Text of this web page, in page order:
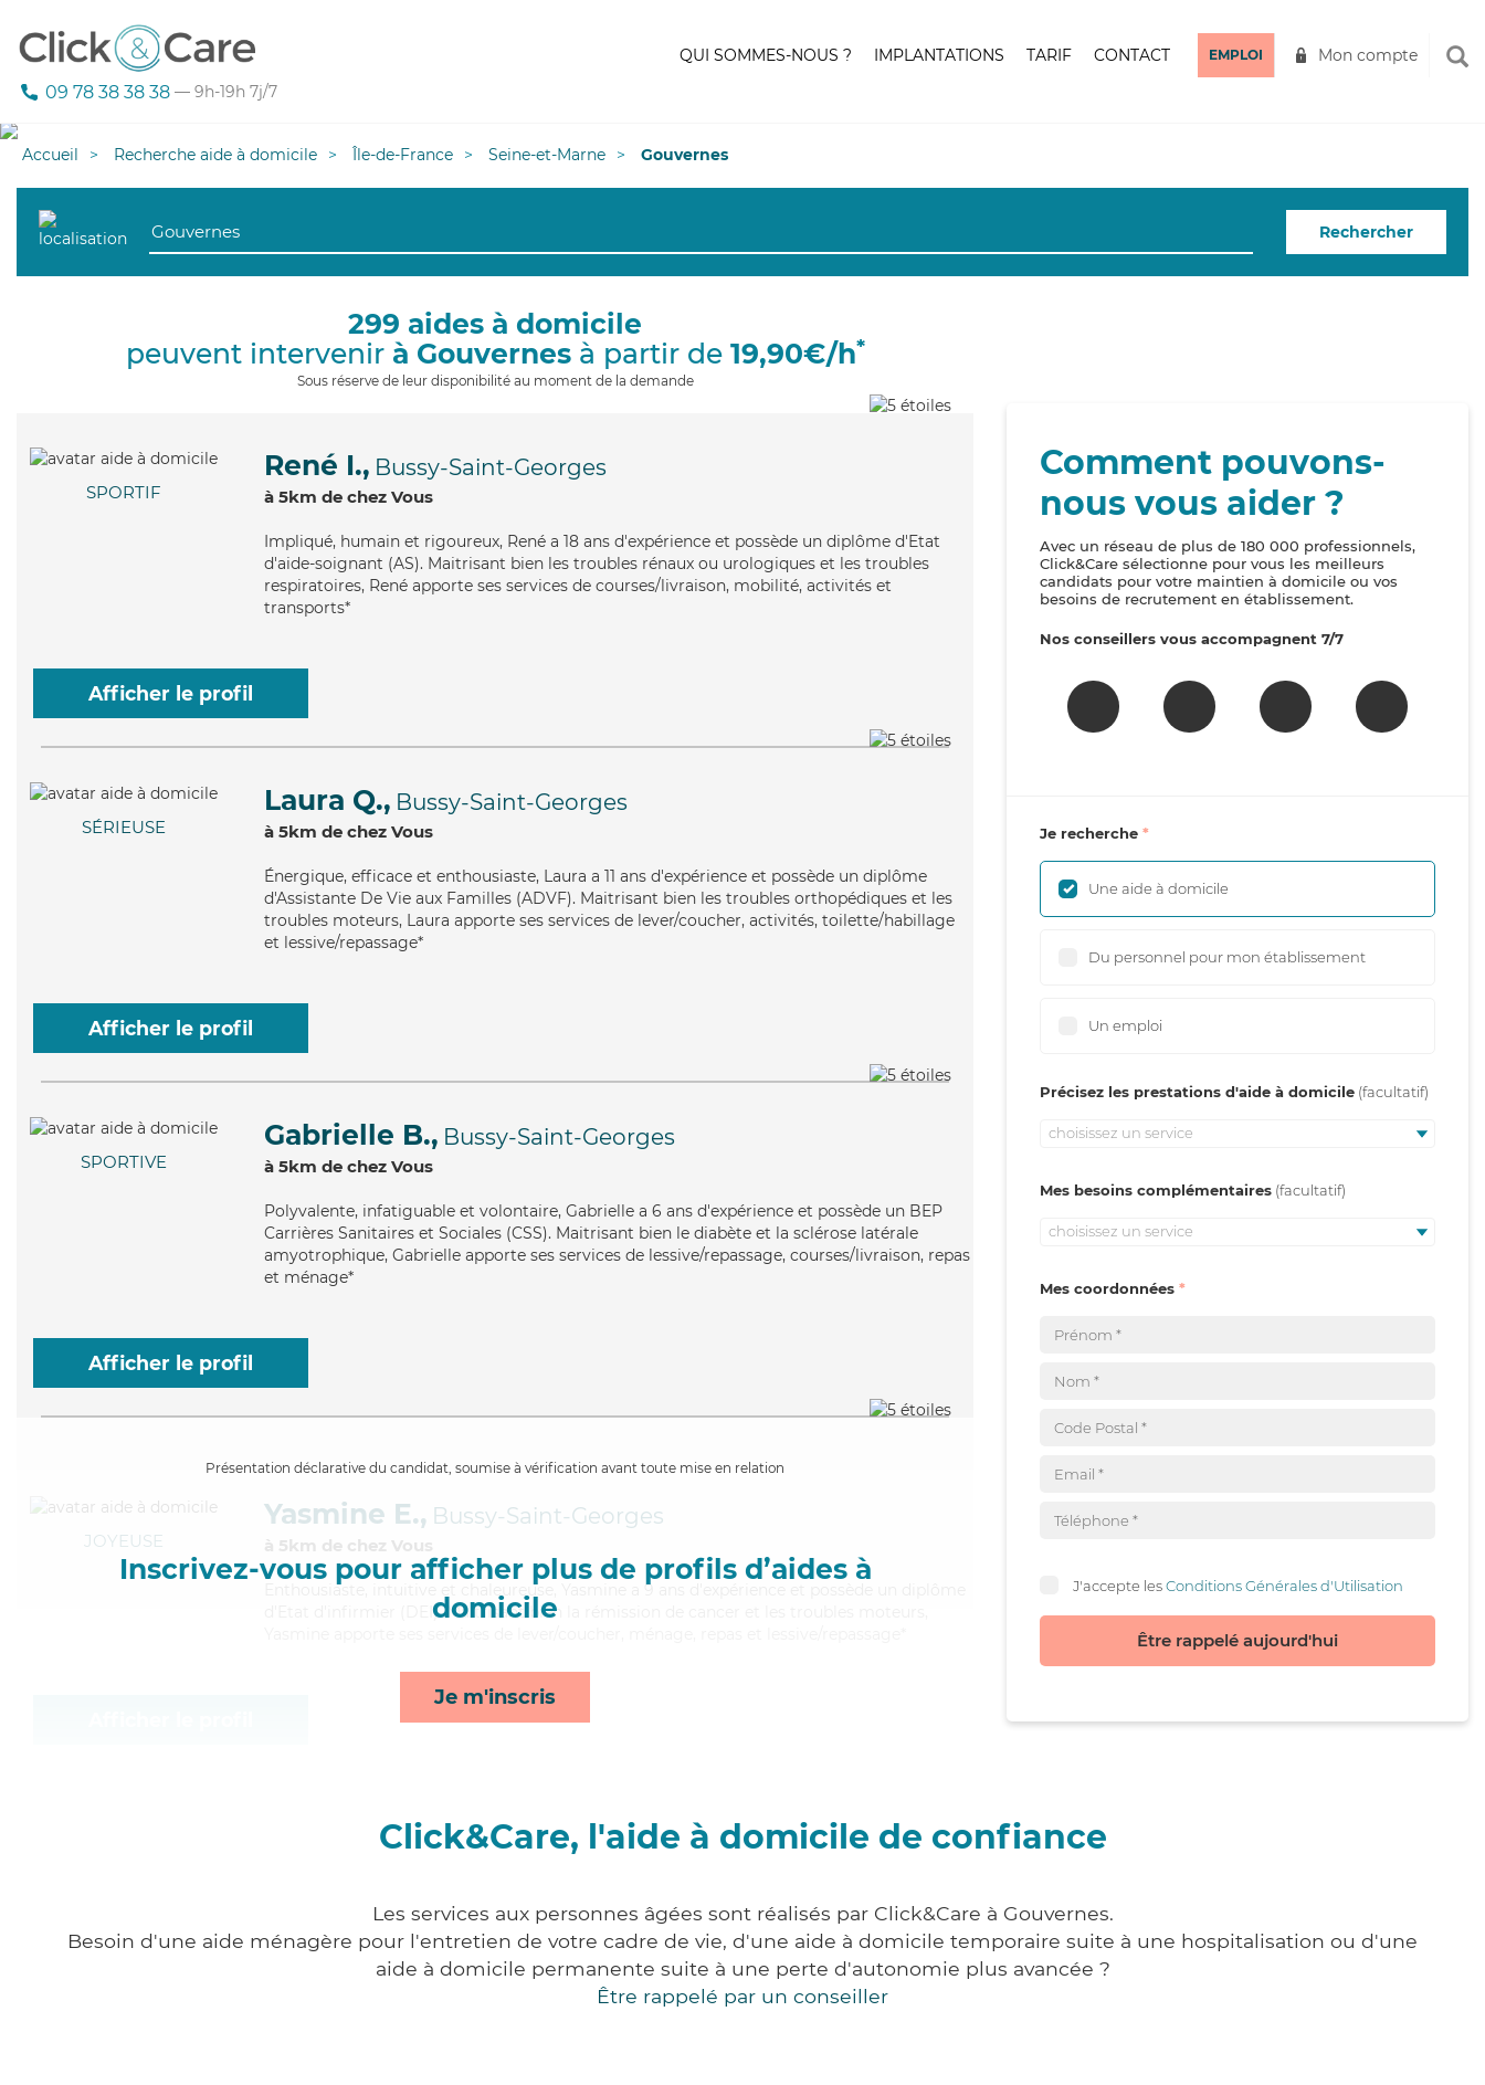
09 78 38 38 38 — 9h-19h 7j/7
QUI SOMMES-NOUS ? IMPLANTATIONS TARIF CONTACT EMPLOI Mon compte
Accueil Recherche aide à domicile Île-de-France Seine-et-Marne Gouvernes
Rechercher
299 aides à domicile
peuvent intervenir à Gouvernesà partir de 19,90€/h*
Sous réserve de leur disponibilité au moment de la demande
SPORTIF
René I., Bussy-Saint-Georges
à 5km de chez Vous
Impliqué, humain et rigoureux, René a 18 ans d'expérience et possède un diplôme d'Etat
d'aide-soignant (AS). Maitrisant bien les troubles rénaux ou urologiques et les troubles
respiratoires, René apporte ses services de courses/livraison, mobilité, activités et
transports*
Afficher le profil
SÉRIEUSE
Laura Q., Bussy-Saint-Georges
à 5km de chez Vous
Énergique, efficace et enthousiaste, Laura a 11 ans d'expérience et possède un diplôme
d'Assistante De Vie aux Familles (ADVF). Maitrisant bien les troubles orthopédiques et les
troubles moteurs, Laura apporte ses services de lever/coucher, activités, toilette/habillage
et lessive/repassage*
Afficher le profil
SPORTIVE
Gabrielle B., Bussy-Saint-Georges
à 5km de chez Vous
Polyvalente, infatiguable et volontaire, Gabrielle a 6 ans d'expérience et possède un BEP
Carrières Sanitaires et Sociales (CSS). Maitrisant bien le diabète et la sclérose latérale
amyotrophique, Gabrielle apporte ses services de lessive/repassage, courses/livraison, repas
et ménage*
Afficher le profil
Présentation déclarative du candidat, soumise à vérification avant toute mise en relation
Inscrivez-vous pour afficher plus de profils d’aides à
domicile
Je m'inscris
JOYEUSE
Yasmine E., Bussy-Saint-Georges
à 5km de chez Vous
Enthousiaste
, intuitive et chaleureuse, Yasmine a 9 ans d'expérience et possède un diplôme
d'Etat d'infirmier (DEI). Maitrisant bien la rémission de cancer et les troubles moteurs,
Comment pouvons-
nous vous aider ?
Avec un réseau de plus de 180 000 professionnels,
Click&Care sélectionne pour vous les meilleurs
candidats pour votre maintien à domicile ou vos
besoins de recrutement en établissement.
Nos conseillers vous accompagnent 7/7
Je recherche
Une aide à domicile
Du personnel pour mon établissement
Un emploi
Précisez les prestations d'aide à domicile
choisissez un service
Mes besoins complémentaires
choisissez un service
Mes coordonnées
J'accepte lesConditions Générales d'Utilisation
Être rappelé aujourd'hui
Click&Care, l'aide à domicile de confiance
Les services aux personnes âgées sont réalisés par Click&Care à Gouvernes.
Besoin d'une aide ménagère pour l'entretien de votre cadre de vie, d'une aide à domicile temporaire suite à une hospitalisation ou d'une
aide à domicile permanente suite à une perte d'autonomie plus avancée ?
Être rappelé par un conseiller